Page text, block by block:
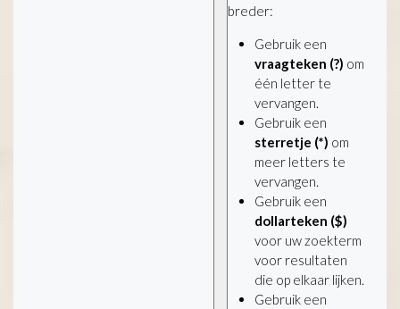
breder:
Gebruik een
vraagteken (?) om
één letter te
vervangen.
Gebruik een
sterretje (*) om
meer letters te
vervangen.
Gebruik een
dollarteken ($)
voor uw zoekterm
voor resultaten
die op elkaar lijken.
Gebruik een